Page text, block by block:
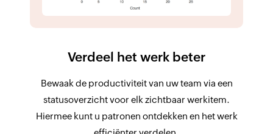
Verdeel het werk beter
Bewaak de productiviteit van uw team via een
statusoverzicht voor elk zichtbaar werkitem.
Hiermee kunt u patronen ontdekken en het werk